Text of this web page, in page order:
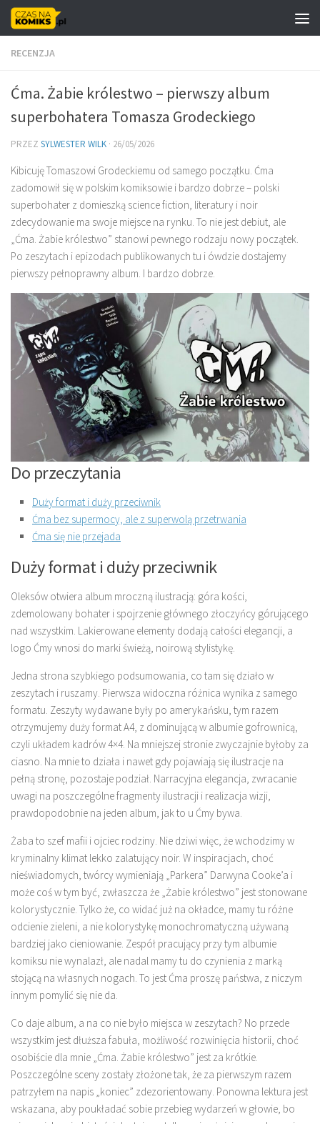
Skip to content
RECENZJA
Ćma. Żabie królestwo – pierwszy album
superbohatera Tomasza Grodeckiego
PRZEZ SYLWESTER WILK · 26/05/2026
Kibicuję Tomaszowi Grodeckiemu od samego początku. Ćma
zadomowił się w polskim komiksowie i bardzo dobrze – polski
superbohater z domieszką science fiction, literatury i noir
zdecydowanie ma swoje miejsce na rynku. To nie jest debiut, ale
„Ćma. Żabie królestwo” stanowi pewnego rodzaju nowy początek.
Po zeszytach i epizodach publikowanych tu i ówdzie dostajemy
pierwszy pełnoprawny album. I bardzo dobrze.
Do przeczytania
Duży format i duży przeciwnik
Ćma bez supermocy, ale z superwolą przetrwania
Ćma się nie przejada
Duży format i duży przeciwnik
Oleksów otwiera album mroczną ilustracją: góra kości,
zdemolowany bohater i spojrzenie głównego złoczyńcy górującego
nad wszystkim. Lakierowane elementy dodają całości elegancji, a
logo Ćmy wnosi do marki świeżą, noirową stylistykę.
Jedna strona szybkiego podsumowania, co tam się działo w
zeszytach i ruszamy. Pierwsza widoczna różnica wynika z samego
formatu. Zeszyty wydawane były po amerykańsku, tym razem
otrzymujemy duży format A4, z dominującą w albumie gofrownicą,
czyli układem kadrów 4×4. Na mniejszej stronie zwyczajnie byłoby za
ciasno. Na mnie to działa i nawet gdy pojawiają się ilustracje na
pełną stronę, pozostaje podział. Narracyjna elegancja, zwracanie
uwagi na poszczególne fragmenty ilustracji i realizacja wizji,
prawdopodobnie na jeden album, jak to u Ćmy bywa.
Żaba to szef mafii i ojciec rodziny. Nie dziwi więc, że wchodzimy w
kryminalny klimat lekko zalatujący noir. W inspiracjach, choć
nieświadomych, twórcy wymieniają „Parkera” Darwyna Cooke’a i
może coś w tym być, zwłaszcza że „Żabie królestwo” jest stonowane
kolorystycznie. Tylko że, co widać już na okładce, mamy tu różne
odcienie zieleni, a nie kolorystykę monochromatyczną używaną
bardziej jako cieniowanie. Zespół pracujący przy tym albumie
komiksu nie wynalazł, ale nadal mamy tu do czynienia z marką
stojącą na własnych nogach. To jest Ćma proszę państwa, z niczym
innym pomylić się nie da.
Co daje album, a na co nie było miejsca w zeszytach? No przede
wszystkim jest dłuższa fabuła, możliwość rozwinięcia historii, choć
osobiście dla mnie „Ćma. Żabie królestwo” jest za krótkie.
Poszczególne sceny zostały złożone tak, że za pierwszym razem
patrzyłem na napis „koniec” zdezorientowany. Ponowna lektura jest
wskazana, aby poukładać sobie przebieg wydarzeń w głowie, bo